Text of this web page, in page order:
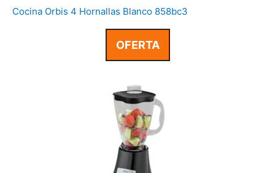
Cocina Orbis 4 Hornallas Blanco 858bc3
OFERTA